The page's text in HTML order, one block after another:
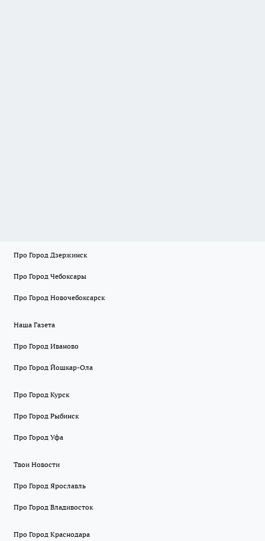
Про Город Дзержинск
Про Город Чебоксары
Про Город Новочебоксарск
Наша Газета
Про Город Иваново
Про Город Йошкар-Ола
Про Город Курск
Про Город Рыбинск
Про Город Уфа
Твои Новости
Про Город Ярославль
Про Город Владивосток
Про Город Краснодара